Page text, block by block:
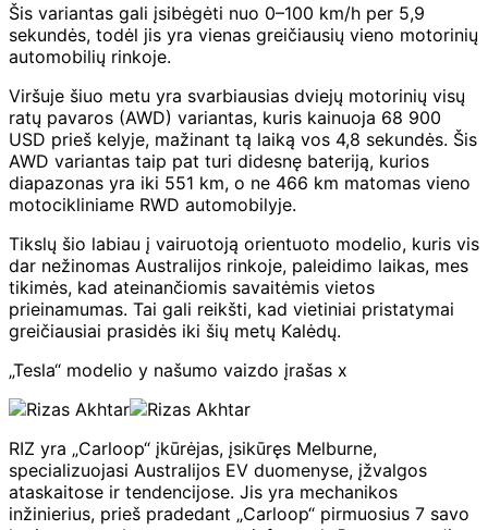
Šis variantas gali įsibėgėti nuo 0–100 km/h per 5,9
sekundės, todėl jis yra vienas greičiausių vieno motorinių
automobilių rinkoje.
Viršuje šiuo metu yra svarbiausias dviejų motorinių visų
ratų pavaros (AWD) variantas, kuris kainuoja 68 900
USD prieš kelyje, mažinant tą laiką vos 4,8 sekundės. Šis
AWD variantas taip pat turi didesnę bateriją, kurios
diapazonas yra iki 551 km, o ne 466 km matomas vieno
motocikliniame RWD automobilyje.
Tikslų šio labiau į vairuotoją orientuoto modelio, kuris vis
dar nežinomas Australijos rinkoje, paleidimo laikas, mes
tikimės, kad ateinančiomis savaitėmis vietos
prieinamumas. Tai gali reikšti, kad vietiniai pristatymai
greičiausiai prasidės iki šių metų Kalėdų.
„Tesla“ modelio y našumo vaizdo įrašas x
RIZ yra „Carloop“ įkūrėjas, įsikūręs Melburne,
specializuojasi Australijos EV duomenyse, įžvalgos
ataskaitose ir tendencijose. Jis yra mechanikos
inžinierius, prieš pradedant „Carloop“ pirmuosius 7 savo